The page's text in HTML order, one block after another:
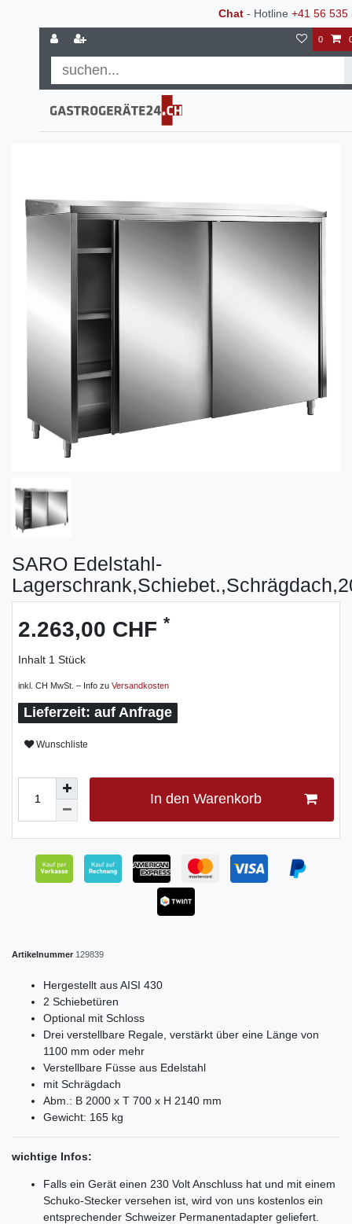
Chat- Hotline +41 56 535
0
SARO Edelstahl-
2.263,00 CHF *
Inhalt 1 Stück
inkl. CH MwSt. – Info zu Versandkosten
auf Anfrage
Wunschliste
In den Warenkorb
Artikelnummer 129839
Hergestellt aus AISI 430
2 Schiebetüren
Optional mit Schloss
Drei verstellbare Regale, verstärkt über eine Länge von
1100 mm oder mehr
Verstellbare Füsse aus Edelstahl
mit Schrägdach
Abm.: B 2000 x T 700 x H 2140 mm
Gewicht: 165 kg
wichtige Infos:
Falls ein Gerät einen 230 Volt Anschluss hat und mit einem
Schuko-Stecker versehen ist, wird von uns kostenlos ein
entsprechender Schweizer Permanentadapter geliefert.